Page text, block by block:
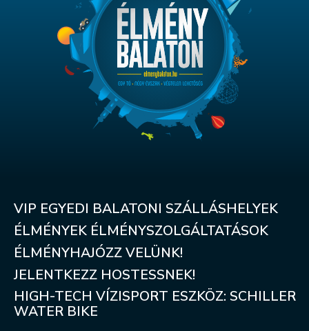
VIP EGYEDI BALATONI SZÁLLÁSHELYEK
ÉLMÉNYEK ÉLMÉNYSZOLGÁLTATÁSOK
ÉLMÉNYHAJÓZZ VELÜNK!
JELENTKEZZ HOSTESSNEK!
HIGH-TECH VÍZISPORT ESZKÖZ: SCHILLER
WATER BIKE